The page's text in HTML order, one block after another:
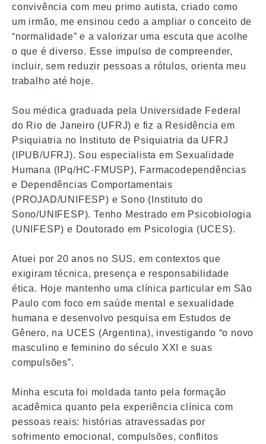
convivência com meu primo autista, criado como
um irmão, me ensinou cedo a ampliar o conceito de
“normalidade” e a valorizar uma escuta que acolhe
o que é diverso. Esse impulso de compreender,
incluir, sem reduzir pessoas a rótulos, orienta meu
trabalho até hoje.
Sou médica graduada pela Universidade Federal
do Rio de Janeiro (UFRJ) e fiz a Residência em
Psiquiatria no Instituto de Psiquiatria da UFRJ
(IPUB/UFRJ). Sou especialista em Sexualidade
Humana (IPq/HC-FMUSP), Farmacodependências
e Dependências Comportamentais
(PROJAD/UNIFESP) e Sono (Instituto do
Sono/UNIFESP). Tenho Mestrado em Psicobiologia
(UNIFESP) e Doutorado em Psicologia (UCES).
Atuei por 20 anos no SUS, em contextos que
exigiram técnica, presença e responsabilidade
ética. Hoje mantenho uma clínica particular em São
Paulo com foco em saúde mental e sexualidade
humana e desenvolvo pesquisa em Estudos de
Gênero, na UCES (Argentina), investigando “o novo
masculino e feminino do século XXI e suas
compulsões”.
Minha escuta foi moldada tanto pela formação
acadêmica quanto pela experiência clínica com
pessoas reais: histórias atravessadas por
sofrimento emocional, compulsões, conflitos